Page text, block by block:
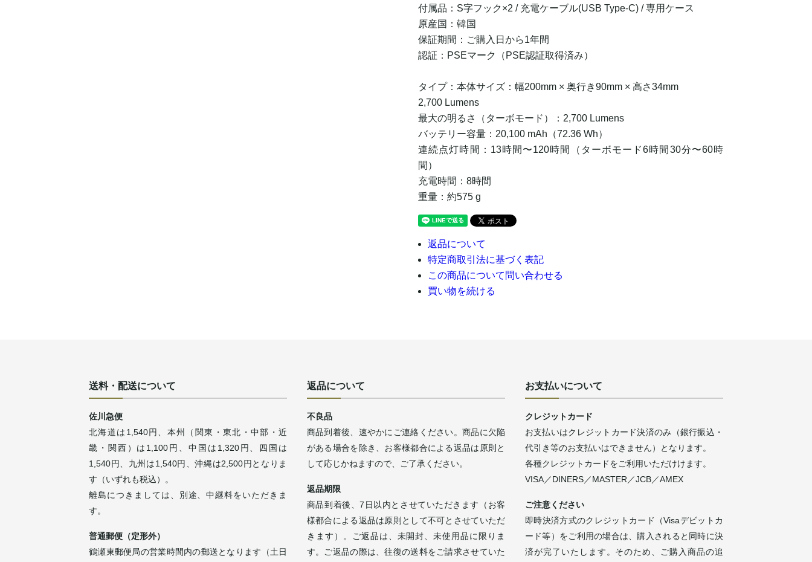
付属品：S字フック×2 / 充電ケーブル(USB Type-C) / 専用ケース
原産国：韓国
保証期間：ご購入日から1年間
認証：PSEマーク（PSE認証取得済み）
タイプ：本体サイズ：幅200mm × 奥行き90mm × 高さ34mm
2,700 Lumens
最大の明るさ（ターボモード）：2,700 Lumens
バッテリー容量：20,100 mAh（72.36 Wh）
連続点灯時間：13時間〜120時間（ターボモード6時間30分〜60時
間）
充電時間：8時間
重量：約575 g
返品について
特定商取引法に基づく表記
この商品について問い合わせる
買い物を続ける
送料・配送について
佐川急便
北海道は1,540円、本州（関東・東北・中部・近
畿・関西）は1,100円、中国は1,320円、四国は
1,540円、九州は1,540円、沖縄は2,500円となりま
す（いずれも税込）。
離島につきましては、別途、中継料をいただきま
す。
普通郵便（定形外）
鶴瀬東郵便局の営業時間内の郵送となります（土日
返品について
不良品
商品到着後、速やかにご連絡ください。商品に欠陥
がある場合を除き、お客様都合による返品は原則と
して応じかねますので、ご了承ください。
返品期限
商品到着後、7日以内とさせていただきます（お客
様都合による返品は原則として不可とさせていただ
きます）。ご返品は、未開封、未使用品に限りま
す。ご返品の際は、往復の送料をご請求させていた
お支払いについて
クレジットカード
お支払いはクレジットカード決済のみ（銀行振込・
代引き等のお支払いはできません）となります。
各種クレジットカードをご利用いただけけます。
VISA／DINERS／MASTER／JCB／AMEX
ご注意ください
即時決済方式のクレジットカード（Visaデビットカ
ード等）をご利用の場合は、購入されると同時に決
済が完了いたします。そのため、ご購入商品の追